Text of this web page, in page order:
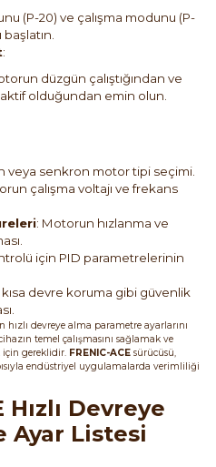
(P-20) ve çalışma modunu (P-
:
düzgün çalıştığından ve
olduğundan emin olun.
veya senkron motor tipi seçimi.
çalışma voltajı ve frekans
: Motorun hızlanma ve
için PID parametrelerinin
kısa devre koruma gibi güvenlik
hızlı devreye alma parametre ayarlarını
temel çalışmasını sağlamak ve
için gereklidir. FRENIC-ACE sürücüsü,
endüstriyel uygulamalarda verimliliği
Hızlı Devreye
Ayar Listesi